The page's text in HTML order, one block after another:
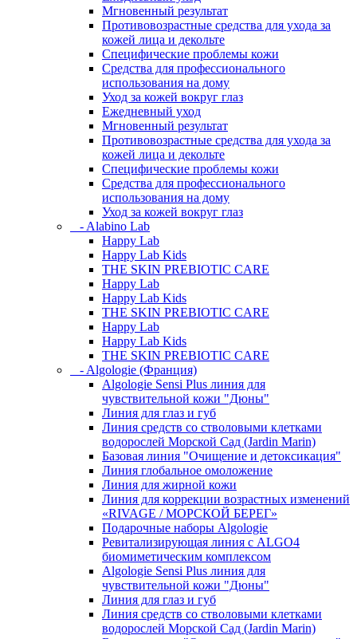
Мгновенный результат
Противовозрастные средства для ухода за
кожей лица и декольте
Специфические проблемы кожи
Средства для профессионального
использования на дому
Уход за кожей вокруг глаз
Ежедневный уход
Мгновенный результат
Противовозрастные средства для ухода за
кожей лица и декольте
Специфические проблемы кожи
Средства для профессионального
использования на дому
Уход за кожей вокруг глаз
- Alabino Lab
Happy Lab
Happy Lab Kids
THE SKIN PREBIOTIC CARE
Happy Lab
Happy Lab Kids
THE SKIN PREBIOTIC CARE
Happy Lab
Happy Lab Kids
THE SKIN PREBIOTIC CARE
- Algologie (Франция)
Algologie Sensi Plus линия для
чувcтвительной кожи "Дюны"
Линия для глаз и губ
Линия средств со стволовыми клетками
водорослей Морской Сад (Jardin Marin)
Базовая линия "Очищение и детоксикация"
Линия глобальное омоложение
Линия для жирной кожи
Линия для коррекции возрастных изменений
«RIVAGE / МОРСКОЙ БЕРЕГ»
Подарочные наборы Algologie
Ревитализирующая линия с ALGO4
биомиметическим комплексом
Algologie Sensi Plus линия для
чувcтвительной кожи "Дюны"
Линия для глаз и губ
Линия средств со стволовыми клетками
водорослей Морской Сад (Jardin Marin)